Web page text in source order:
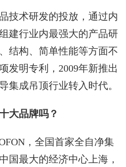
术研发的投放，通过内
建行业内最强大的产品研
结构、简单性能等方面不
发明专利，2009年新推出
集成吊顶行业转入时代。
大品牌吗？
，全国首家全自净集
国最大的经济中心上海，